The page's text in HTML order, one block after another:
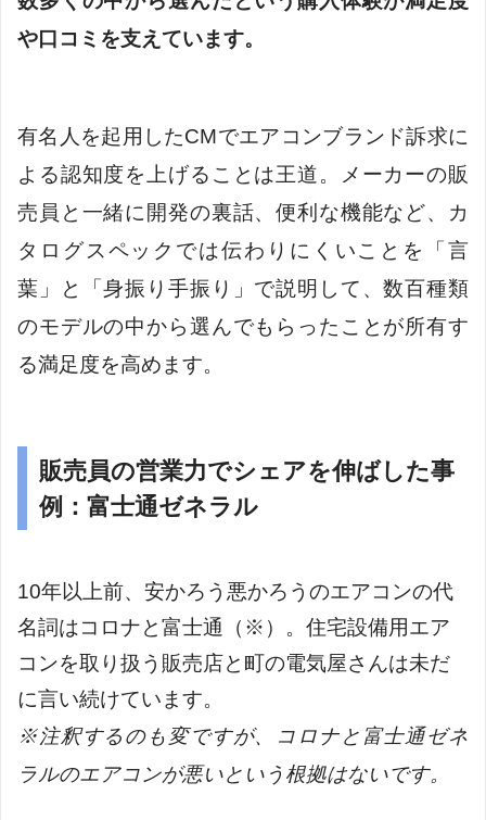
や口コミを支えています。
有名人を起用したCMでエアコンブランド訴求に
よる認知度を上げることは王道。メーカーの販
売員と一緒に開発の裏話、便利な機能など、カ
タログスペックでは伝わりにくいことを「言
葉」と「身振り手振り」で説明して、数百種類
のモデルの中から選んでもらったことが所有す
る満足度を高めます。
販売員の営業力でシェアを伸ばした事
例：富士通ゼネラル
10年以上前、安かろう悪かろうのエアコンの代
名詞はコロナと富士通（※）。住宅設備用エア
コンを取り扱う販売店と町の電気屋さんは未だ
に言い続けています。
※注釈するのも変ですが、コロナと富士通ゼネ
ラルのエアコンが悪いという根拠はないです。